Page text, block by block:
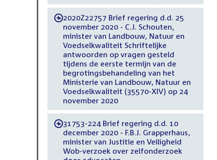
-2020Z22757 Brief regering d.d. 25
november 2020 - C.J. Schouten,
minister van Landbouw, Natuur en
Voedselkwaliteit Schriftelijke
antwoorden op vragen gesteld
tijdens de eerste termijn van de
begrotingsbehandeling van het
Ministerie van Landbouw, Natuur en
Voedselkwaliteit (35570-XIV) op 24
november 2020
-31753-224 Brief regering d.d. 10
december 2020 - F.B.J. Grapperhaus,
minister van Justitie en Veiligheid
Wob-verzoek over zelfonderzoek